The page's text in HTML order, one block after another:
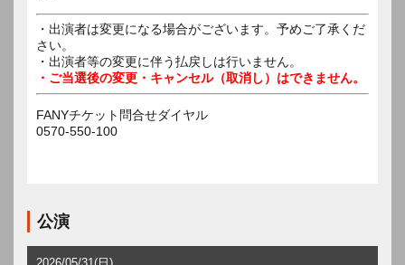
・出演者は変更になる場合がございます。予めご了承くだ
さい。
・出演者等の変更に伴う払戻しは行いません。
・ご当選後の変更・キャンセル（取消し）はできません。
FANYチケット問合せダイヤル
0570-550-100
公演